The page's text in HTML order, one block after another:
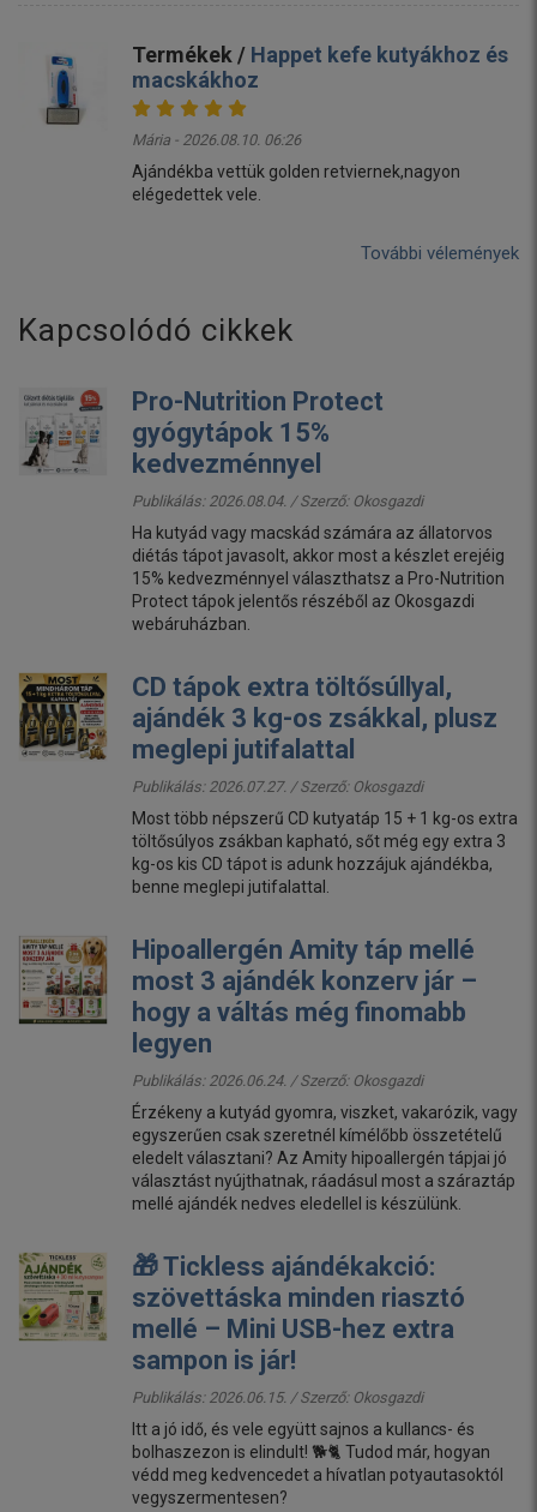
Termékek / Happet kefe kutyákhoz és
macskákhoz
Mária - 2026.08.10. 06:26
Ajándékba vettük golden retviernek,nagyon
elégedettek vele.
További vélemények
Kapcsolódó cikkek
Pro-Nutrition Protect
gyógytápok 15%
kedvezménnyel
Publikálás: 2026.08.04. / Szerző: Okosgazdi
Ha kutyád vagy macskád számára az állatorvos
diétás tápot javasolt, akkor most a készlet erejéig
15% kedvezménnyel választhatsz a Pro-Nutrition
Protect tápok jelentős részéből az Okosgazdi
webáruházban.
CD tápok extra töltősúllyal,
ajándék 3 kg-os zsákkal, plusz
meglepi jutifalattal
Publikálás: 2026.07.27. / Szerző: Okosgazdi
Most több népszerű CD kutyatáp 15 + 1 kg-os extra
töltősúlyos zsákban kapható, sőt még egy extra 3
kg-os kis CD tápot is adunk hozzájuk ajándékba,
benne meglepi jutifalattal.
Hipoallergén Amity táp mellé
most 3 ajándék konzerv jár –
hogy a váltás még finomabb
legyen
Publikálás: 2026.06.24. / Szerző: Okosgazdi
Érzékeny a kutyád gyomra, viszket, vakarózik, vagy
egyszerűen csak szeretnél kímélőbb összetételű
eledelt választani? Az Amity hipoallergén tápjai jó
választást nyújthatnak, ráadásul most a száraztáp
mellé ajándék nedves eledellel is készülünk.
🎁 Tickless ajándékakció:
szövettáska minden riasztó
mellé – Mini USB-hez extra
sampon is jár!
Publikálás: 2026.06.15. / Szerző: Okosgazdi
Itt a jó idő, és vele együtt sajnos a kullancs- és
bolhaszezon is elindult! 🐕🐈 Tudod már, hogyan
védd meg kedvencedet a hívatlan potyautasoktól
vegyszermentesen?